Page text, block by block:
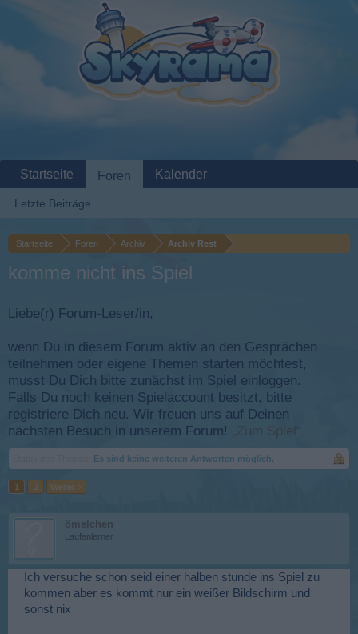
Startseite Foren Archiv Archiv Rest
komme nicht ins Spiel
Liebe(r) Forum-Leser/in,
wenn Du in diesem Forum aktiv an den Gesprächen
teilnehmen oder eigene Themen starten möchtest,
musst Du Dich bitte zunächst im Spiel einloggen.
Falls Du noch keinen Spielaccount besitzt, bitte
registriere Dich neu. Wir freuen uns auf Deinen
nächsten Besuch in unserem Forum! „Zum Spiel“
Es sind keine weiteren Antworten möglich.
1 2 Weiter >
ömelchen
Laufenlerner
Ich versuche schon seid einer halben stunde ins Spiel zu
kommen aber es kommt nur ein weißer Bildschirm und
sonst nix
Startseite Foren
Letzte Beiträge
Kalender